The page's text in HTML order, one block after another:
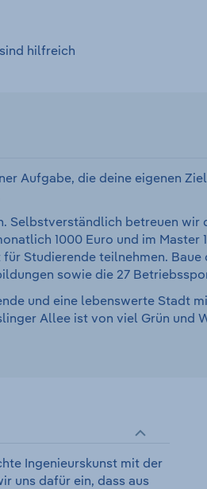
hilfreich
Aufgabe, die deine eigenen
Selbstverständlich betreuen
1000 Euro und im
Studierende teilnehmen.
sowie die 27
und eine lebenswerte Stadt
Allee ist von viel Grün
Ingenieurskunst mit der
uns dafür ein, dass aus